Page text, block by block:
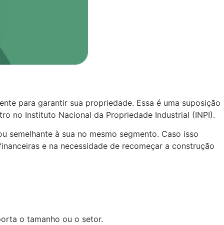
para garantir sua propriedade. Essa é uma suposição
no Instituto Nacional da Propriedade Industrial (INPI).
semelhante à sua no mesmo segmento. Caso isso
e na necessidade de recomeçar a construção
o tamanho ou o setor.